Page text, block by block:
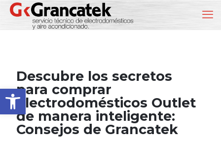
Abrir barra de herramientas
Descubre los secretos
para comprar
Electrodomésticos Outlet
de manera inteligente:
Consejos de Grancatek